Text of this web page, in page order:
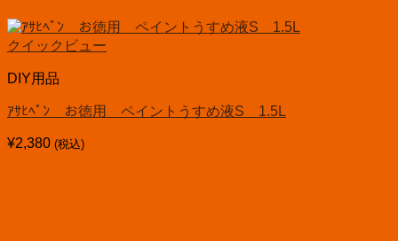
クイックビュー
DIY用品
ｱｻﾋﾍﾟﾝ お徳用 ペイントうすめ液S 1.5L
¥2,380 (税込)